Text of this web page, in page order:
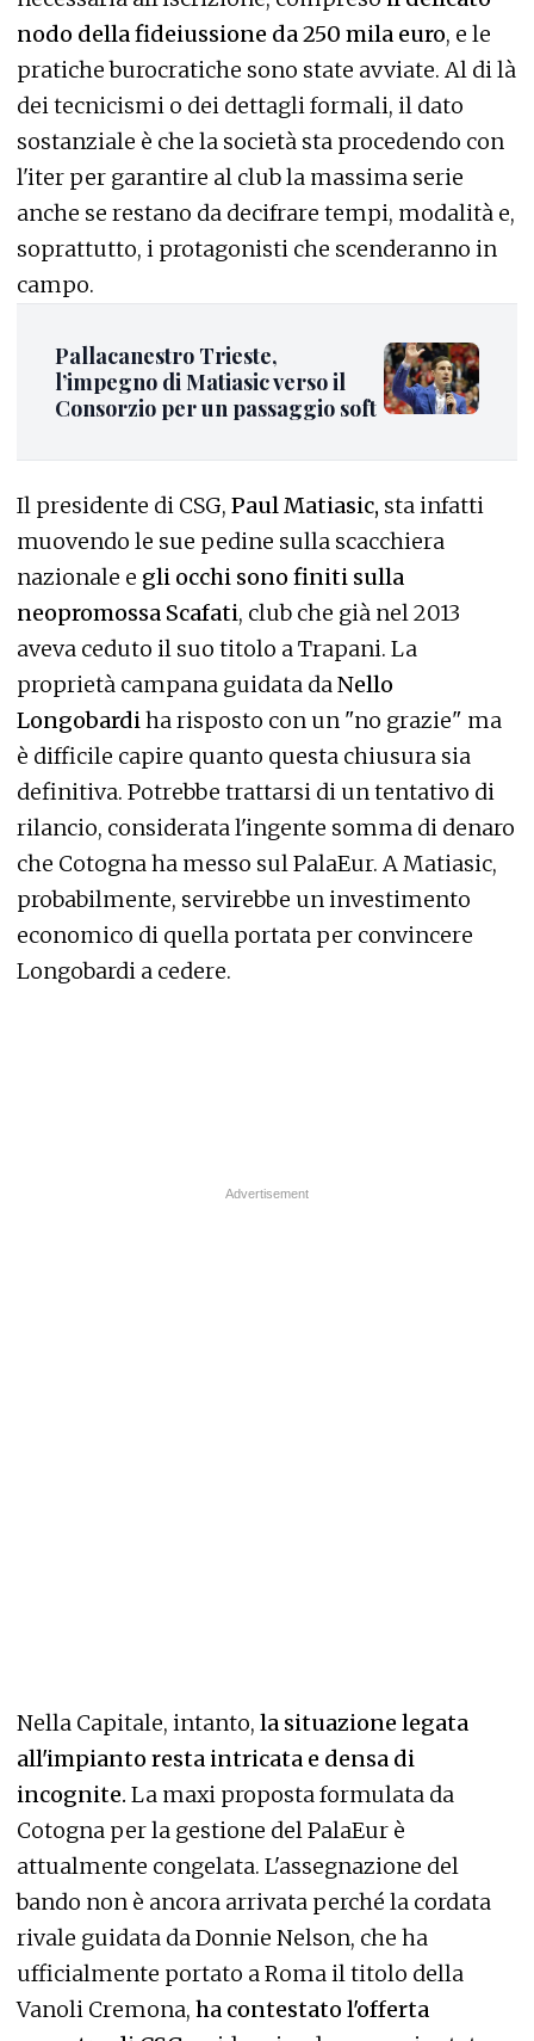
nodo della fideiussione da 250 mila euro, e le
pratiche burocratiche sono state avviate. Al di là
dei tecnicismi o dei dettagli formali, il dato
sostanziale è che la società sta procedendo con
l'iter per garantire al club la massima serie
anche se restano da decifrare tempi, modalità e,
soprattutto, i protagonisti che scenderanno in
campo.
Pallacanestro Trieste,
l’impegno di Matiasic verso il
Consorzio per un passaggio soft
Il presidente di CSG, Paul Matiasic, sta infatti
muovendo le sue pedine sulla scacchiera
nazionale e gli occhi sono finiti sulla
neopromossa Scafati, club che già nel 2013
aveva ceduto il suo titolo a Trapani. La
proprietà campana guidata da Nello
Longobardi ha risposto con un "no grazie" ma
è difficile capire quanto questa chiusura sia
definitiva. Potrebbe trattarsi di un tentativo di
rilancio, considerata l'ingente somma di denaro
che Cotogna ha messo sul PalaEur. A Matiasic,
probabilmente, servirebbe un investimento
economico di quella portata per convincere
Longobardi a cedere.
Nella Capitale, intanto, la situazione legata
all'impianto resta intricata e densa di
incognite. La maxi proposta formulata da
Cotogna per la gestione del PalaEur è
attualmente congelata. L'assegnazione del
bando non è ancora arrivata perché la cordata
rivale guidata da Donnie Nelson, che ha
ufficialmente portato a Roma il titolo della
Vanoli Cremona, ha contestato l'offerta